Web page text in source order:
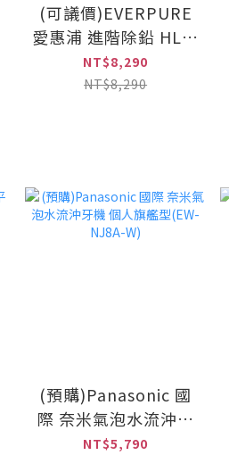
(可議價)EVERPURE
愛惠浦 進階除鉛 HL系
列 淨水設備 含安裝
(PurVive-4HL)
NT$8,290
NT$8,290
(預購)Panasonic 國
際 奈米氣泡水流沖牙
機 個人旗艦型(EW-
NT$5,790